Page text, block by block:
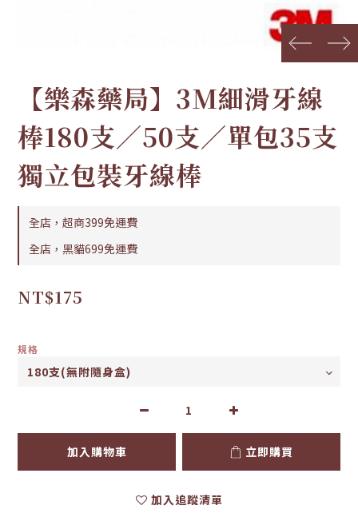
prev next
【樂森藥局】3M細滑牙線
棒180支／50支／單包35支
獨立包裝牙線棒
全店，超商399免運費
全店，黑貓699免運費
NT$175
規格
加入購物車 立即購買
加入追蹤清單